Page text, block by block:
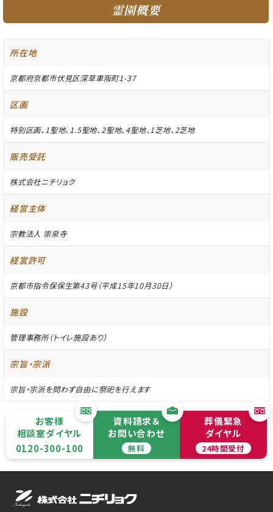
霊園概要
所在地
京都府京都市伏見区深草車阪町1-37
区画
特別区画、1聖地、1.5聖地、2聖地、4聖地、1芝地、2芝地
販売受託
株式会社ニチリョク
経営主体
宗教法人 崇泉寺
経営許可
京都市指令保保生第43号（平成15年10月30日）
施設
管理事務所（トイレ施設あり）
宗旨・宗派
宗旨・宗派を問わず自由に祭祀を行えます
お客様
相談室ダイヤル
0120-300-100
資料請求＆
お問い合わせ
無料
葬儀緊急
ダイヤル
24時間受付